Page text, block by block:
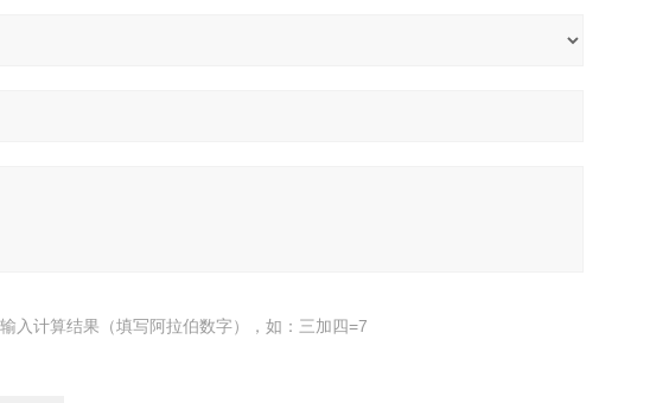
入计算结果（填写阿拉伯数字），如：三加四=7